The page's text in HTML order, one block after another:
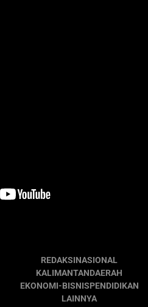
REDAKSINASIONAL
KALIMANTANDAERAH
EKONOMI-BISNISPENDIDIKAN
LAINNYA